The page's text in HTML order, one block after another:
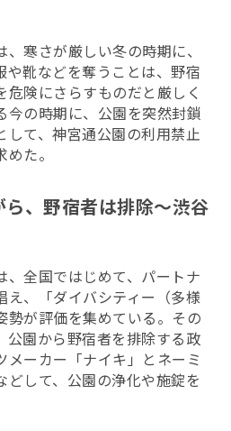
寒さが厳しい冬の時期に、
や靴などを奪うことは、野宿
険にさらすものだと厳しく
今の時期に、公園を突然封鎖
して、神宮通公園の利用禁止
た。
、野宿者は排除〜渋谷
、全国ではじめて、パートナ
え、「ダイバシティー（多様
勢が評価を集めている。その
公園から野宿者を排除する政
ーカー「ナイキ」とネーミ
どして、公園の浄化や施錠を